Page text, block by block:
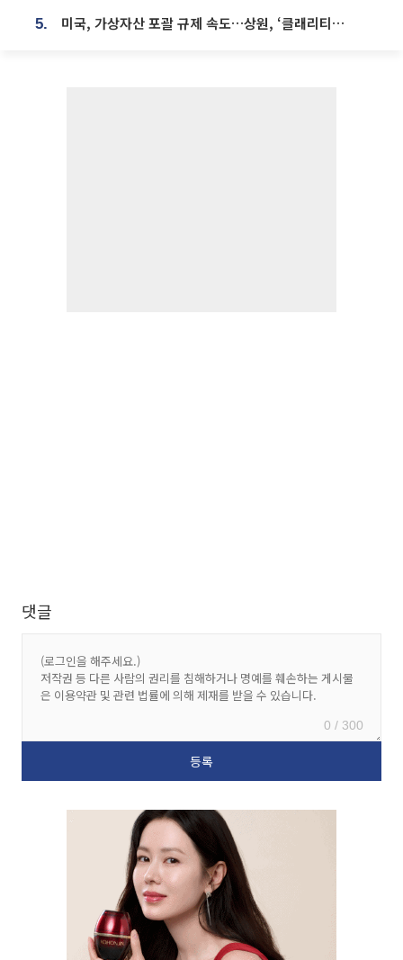
5. 미국, 가상자산 포괄 규제 속도…상원, ‘클래리티법’ 9월 절차투표 추진
댓글
0 / 300